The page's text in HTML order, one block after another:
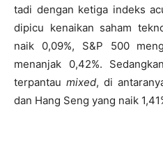
tadi dengan ketiga indeks
dipicu kenaikan saham
naik 0,09%, S&P 500
menanjak 0,42%.
terpantaumixed, di
dan Hang Seng yang naik